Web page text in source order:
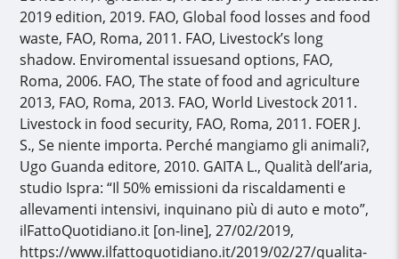
2019 edition, 2019. FAO, Global food losses and food
waste, FAO, Roma, 2011. FAO, Livestock’s long
shadow. Enviromental issuesand options, FAO,
Roma, 2006. FAO, The state of food and agriculture
2013, FAO, Roma, 2013. FAO, World Livestock 2011.
Livestock in food security, FAO, Roma, 2011. FOER J.
S., Se niente importa. Perché mangiamo gli animali?,
Ugo Guanda editore, 2010. GAITA L., Qualità dell’aria,
studio Ispra: “Il 50% emissioni da riscaldamenti e
allevamenti intensivi, inquinano più di auto e moto”,
ilFattoQuotidiano.it [on-line], 27/02/2019,
https://www.ilfattoquotidiano.it/2019/02/27/qualita-